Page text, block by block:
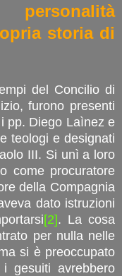
storia di
del Concilio di
furono presenti
pp. Diego Laìnez e
teologi e designati
III. Si unì a loro
come procuratore
della Compagnia
dato istruzioni
[2]. La cosa
per nulla nelle
si è preoccupato
gesuiti avrebbero